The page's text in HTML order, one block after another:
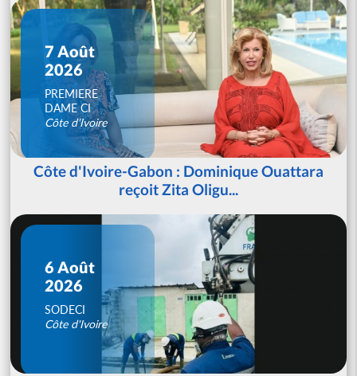
7 Août
2026
PREMIERE
DAME CI
Côte d'Ivoire
Côte d'Ivoire-Gabon : Dominique Ouattara
reçoit Zita Oligu...
6 Août
2026
SODECI
Côte d'Ivoire